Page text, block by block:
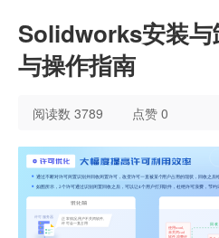
Solidworks安装与
与操作指南
阅读数 3789 点赞 0